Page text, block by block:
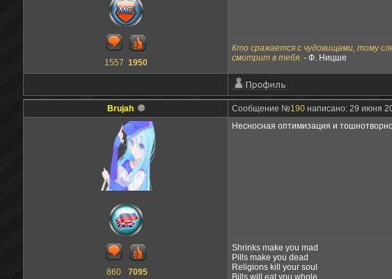
1557 1950
Кто сражается с чудовищами, тому
смотрит в тебя. - Ф. Ницше
Brujah Сообщение №190 написано: 29 июня
860 7095
Несносная оптимизация и
Shrinks make you mad
Pills make you dead
Religions kill your soul
Bills will eat you whole